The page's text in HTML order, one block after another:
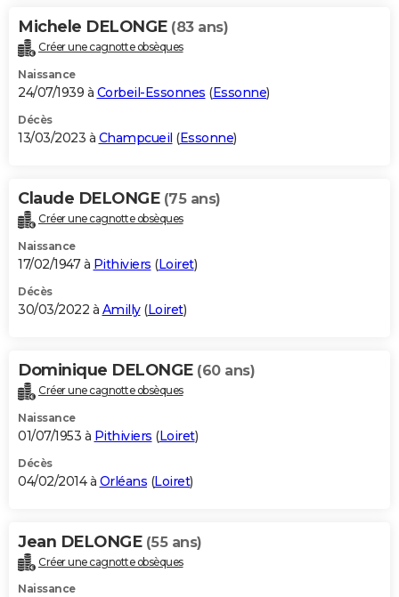
Carte de Noël
Carte Bonne année
Carte Saint-Valentin
Carte Pâques
Carte d'anniversaire
DICTIONNAIRE
Dictionnaire
Biographies
Citations
Expressions
Proverbes
PROGRAMME TV
S'inscrire
Se connecter
Lycées
Collèges
Primaires
Universités
Entreprises
Service militaire
Avis de recherche
AVIS DE DÉCÈS
Bricolage
Lifestyle
Culture
Sport
Auto
Television
Voyage
Cinema
Michele DELONGE (83 ans)
Créer une cagnotte obsèques
Naissance
24/07/1939 à Corbeil-Essonnes (Essonne)
Décès
13/03/2023 à Champcueil (Essonne)
Claude DELONGE (75 ans)
Créer une cagnotte obsèques
Naissance
17/02/1947 à Pithiviers (Loiret)
Décès
30/03/2022 à Amilly(Loiret)
Dominique DELONGE (60 ans)
Créer une cagnotte obsèques
Naissance
01/07/1953 à Pithiviers (Loiret)
Décès
04/02/2014 à Orléans (Loiret)
Jean DELONGE (55 ans)
Créer une cagnotte obsèques
Naissance